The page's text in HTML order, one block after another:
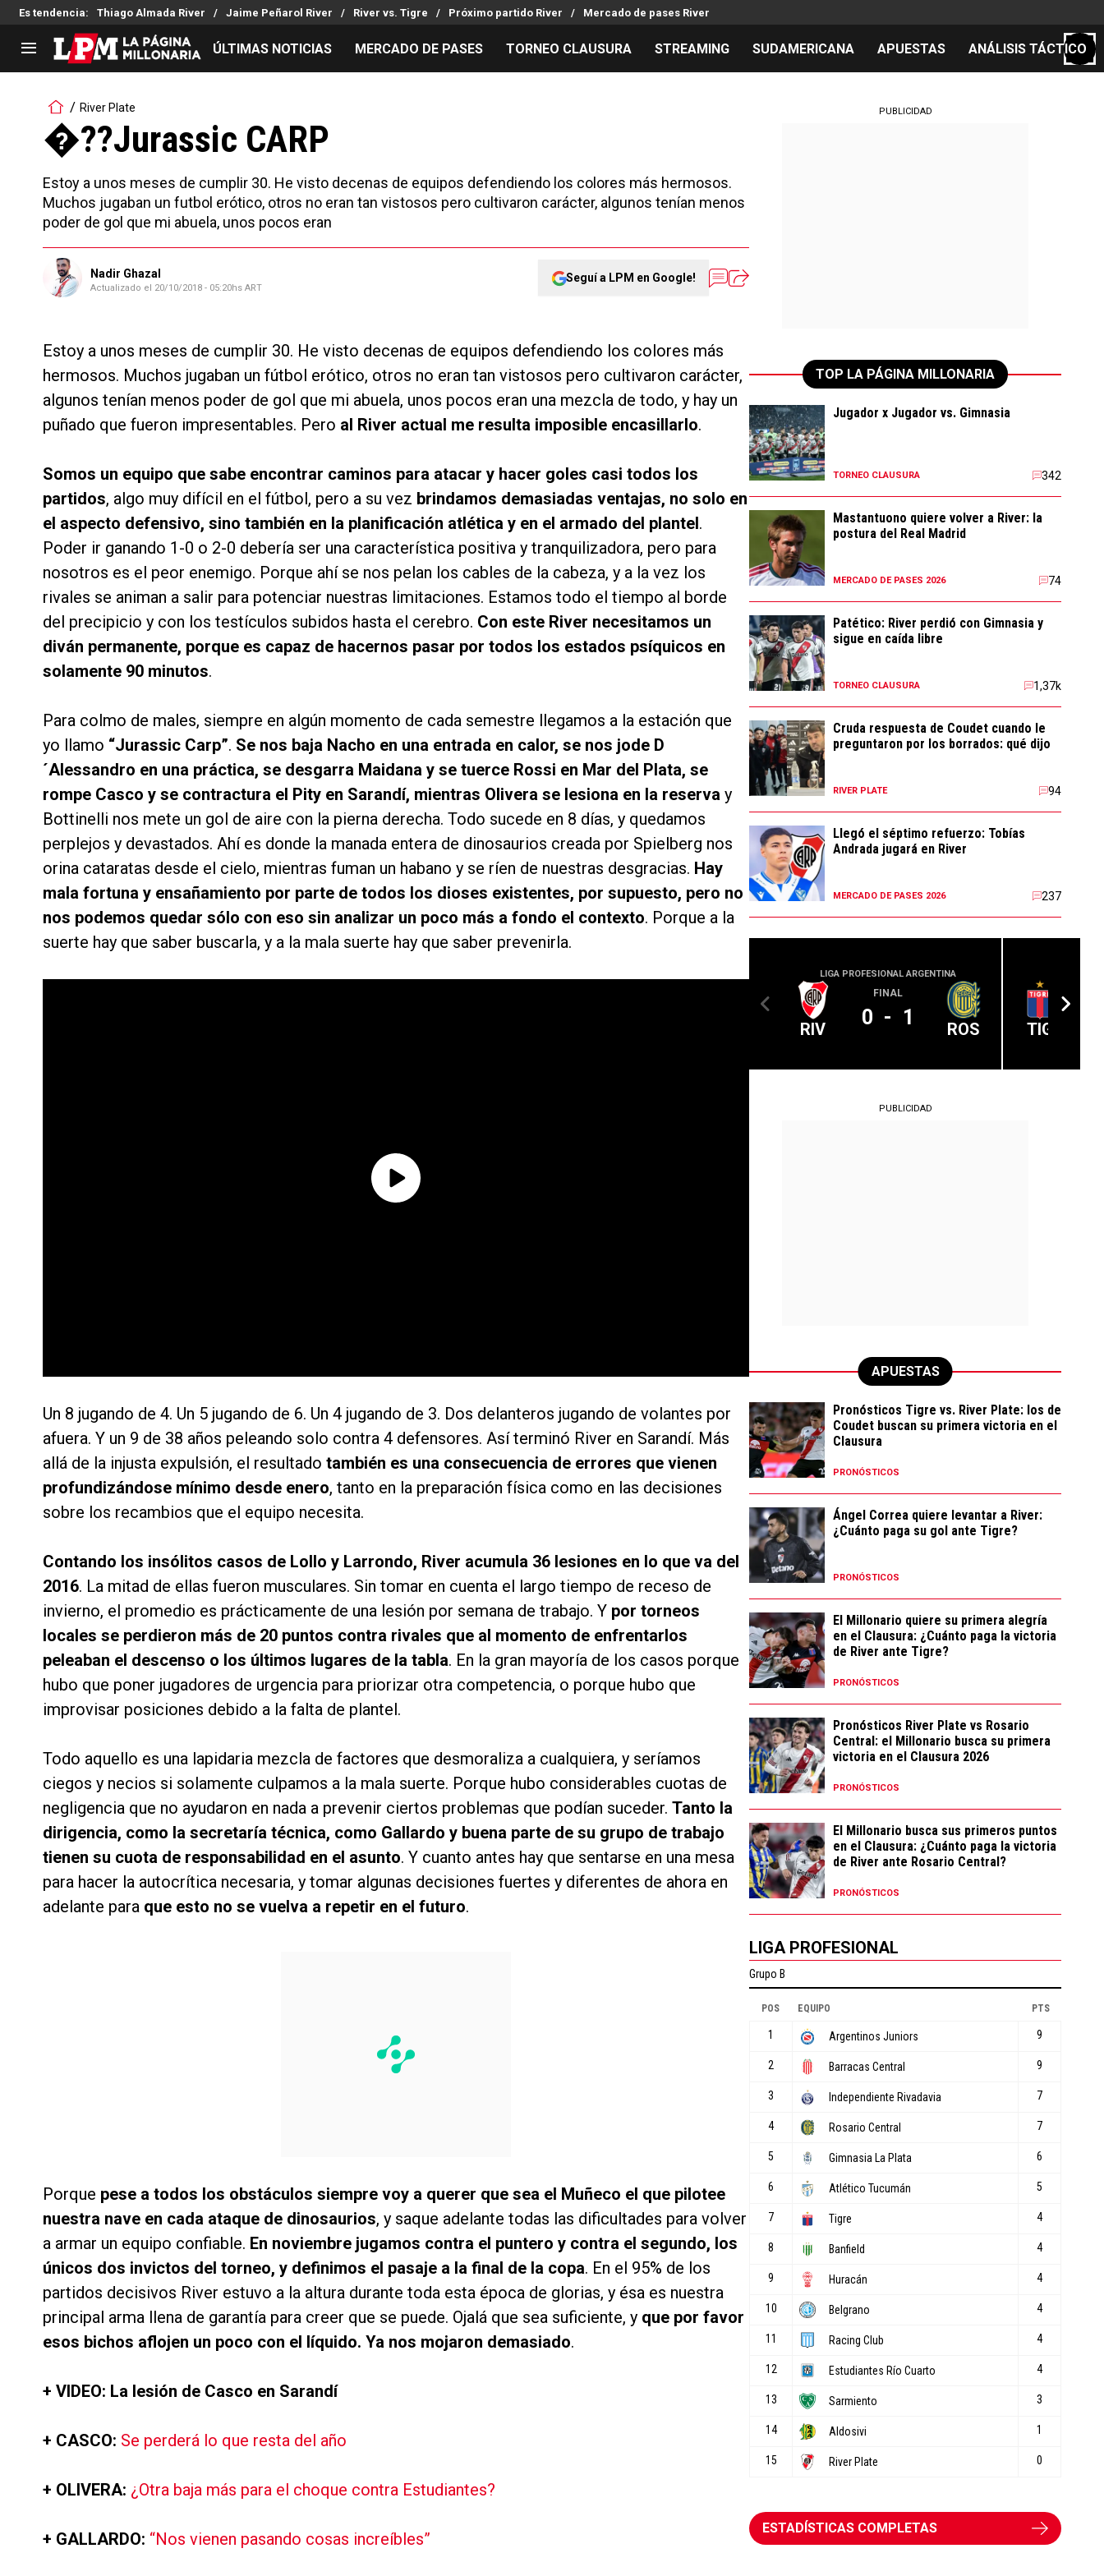
Es tendencia: Thiago Almada River Jaime Peñarol River River vs. Tigre Próximo partido River Mercado de pases River
LIGA PROFESIONAL
Noticias
Tabla de posiciones
Reserva
Copa Sudamericana
Copa Argentina
Chacho Coudet
Los goles de River
Pronósticos
ÚLTIMAS NOTICIAS MERCADO DE PASES TORNEO CLAUSURA STREAMING SUDAMERICANA APUESTAS ANÁLISIS TÁCTICO
River Plate
�??Jurassic CARP
Estoy a unos meses de cumplir 30. He visto decenas de equipos defendiendo los colores más hermosos.
Muchos jugaban un futbol erótico, otros no eran tan vistosos pero cultivaron carácter, algunos tenían menos
poder de gol que mi abuela, unos pocos eran
Nadir Ghazal
Actualizado el 20/10/2018 - 05:20hs ART
Seguí a LPM en Google!
Estoy a unos meses de cumplir 30. He visto decenas de equipos defendiendo los colores más
hermosos. Muchos jugaban un fútbol erótico, otros no eran tan vistosos pero cultivaron carácter,
algunos tenían menos poder de gol que mi abuela, unos pocos eran una mezcla de todo, y hay un
puñado que fueron impresentables. Pero al River actual me resulta imposible encasillarlo.
Somos un equipo que sabe encontrar caminos para atacar y hacer goles casi todos los
partidos, algo muy difícil en el fútbol, pero a su vez brindamos demasiadas ventajas, no solo en
el aspecto defensivo, sino también en la planificación atlética y en el armado del plantel.
Poder ir ganando 1-0 o 2-0 debería ser una característica positiva y tranquilizadora, pero para
nosotros es el peor enemigo. Porque ahí se nos pelan los cables de la cabeza, y a la vez los
rivales se animan a salir para potenciar nuestras limitaciones. Estamos todo el tiempo al borde
del precipicio y con los testículos subidos hasta el cerebro. Con este River necesitamos un
diván permanente, porque es capaz de hacernos pasar por todos los estados psíquicos en
solamente 90 minutos.
Para colmo de males, siempre en algún momento de cada semestre llegamos a la estación que
yo llamo “Jurassic Carp”. Se nos baja Nacho en una entrada en calor, se nos jode D
´Alessandro en una práctica, se desgarra Maidana y se tuerce Rossi en Mar del Plata, se
rompe Casco y se contractura el Pity en Sarandí, mientras Olivera se lesiona en la reserva y
Bottinelli nos mete un gol de aire con la pierna derecha. Todo sucede en 8 días, y quedamos
perplejos y devastados. Ahí es donde la manada entera de dinosaurios creada por Spielberg nos
orina cataratas desde el cielo, mientras fuman un habano y se ríen de nuestras desgracias. Hay
mala fortuna y ensañamiento por parte de todos los dioses existentes, por supuesto, pero no
nos podemos quedar sólo con eso sin analizar un poco más a fondo el contexto. Porque a la
suerte hay que saber buscarla, y a la mala suerte hay que saber prevenirla.
Un 8 jugando de 4. Un 5 jugando de 6. Un 4 jugando de 3. Dos delanteros jugando de volantes por
afuera. Y un 9 de 38 años peleando solo contra 4 defensores. Así terminó River en Sarandí. Más
allá de la injusta expulsión, el resultado también es una consecuencia de errores que vienen
profundizándose mínimo desde enero, tanto en la preparación física como en las decisiones
sobre los recambios que el equipo necesita.
Contando los insólitos casos de Lollo y Larrondo, River acumula 36 lesiones en lo que va del
2016. La mitad de ellas fueron musculares. Sin tomar en cuenta el largo tiempo de receso de
invierno, el promedio es prácticamente de una lesión por semana de trabajo. Y por torneos
locales se perdieron más de 20 puntos contra rivales que al momento de enfrentarlos
peleaban el descenso o los últimos lugares de la tabla. En la gran mayoría de los casos porque
hubo que poner jugadores de urgencia para priorizar otra competencia, o porque hubo que
improvisar posiciones debido a la falta de plantel.
Todo aquello es una lapidaria mezcla de factores que desmoraliza a cualquiera, y seríamos
ciegos y necios si solamente culpamos a la mala suerte. Porque hubo considerables cuotas de
negligencia que no ayudaron en nada a prevenir ciertos problemas que podían suceder. Tanto la
dirigencia, como la secretaría técnica, como Gallardo y buena parte de su grupo de trabajo
tienen su cuota de responsabilidad en el asunto. Y cuanto antes hay que sentarse en una mesa
para hacer la autocrítica necesaria, y tomar algunas decisiones fuertes y diferentes de ahora en
adelante para que esto no se vuelva a repetir en el futuro.
Porque pese a todos los obstáculos siempre voy a querer que sea el Muñeco el que pilotee
nuestra nave en cada ataque de dinosaurios, y saque adelante todas las dificultades para volver
a armar un equipo confiable. En noviembre jugamos contra el puntero y contra el segundo, los
únicos dos invictos del torneo, y definimos el pasaje a la final de la copa. En el 95% de los
partidos decisivos River estuvo a la altura durante toda esta época de glorias, y ésa es nuestra
principal arma llena de garantía para creer que se puede. Ojalá que sea suficiente, y que por favor
esos bichos aflojen un poco con el líquido. Ya nos mojaron demasiado.
+ VIDEO: La lesión de Casco en Sarandí
+ CASCO: Se perderá lo que resta del año
+ OLIVERA: ¿Otra baja más para el choque contra Estudiantes?
+ GALLARDO: “Nos vienen pasando cosas increíbles”
PUBLICIDAD
TOP LA PÁGINA MILLONARIA
Jugador x Jugador vs. Gimnasia
TORNEO CLAUSURA 342
Mastantuono quiere volver a River: la
postura del Real Madrid
MERCADO DE PASES 2026 74
Patético: River perdió con Gimnasia y
sigue en caída libre
TORNEO CLAUSURA 1,37k
Cruda respuesta de Coudet cuando le
preguntaron por los borrados: qué dijo
RIVER PLATE 94
Llegó el séptimo refuerzo: Tobías
Andrada jugará en River
MERCADO DE PASES 2026 237
LIGA PROFESIONAL ARGENTINA
RIV
FINAL
0 - 1 ROS TIG
PUBLICIDAD
APUESTAS
Pronósticos Tigre vs. River Plate: los de
Coudet buscan su primera victoria en el
Clausura
PRONÓSTICOS
Ángel Correa quiere levantar a River:
¿Cuánto paga su gol ante Tigre?
PRONÓSTICOS
El Millonario quiere su primera alegría
en el Clausura: ¿Cuánto paga la victoria
de River ante Tigre?
PRONÓSTICOS
Pronósticos River Plate vs Rosario
Central: el Millonario busca su primera
victoria en el Clausura 2026
PRONÓSTICOS
El Millonario busca sus primeros puntos
en el Clausura: ¿Cuánto paga la victoria
de River ante Rosario Central?
PRONÓSTICOS
LIGA PROFESIONAL
ESTADÍSTICAS COMPLETAS